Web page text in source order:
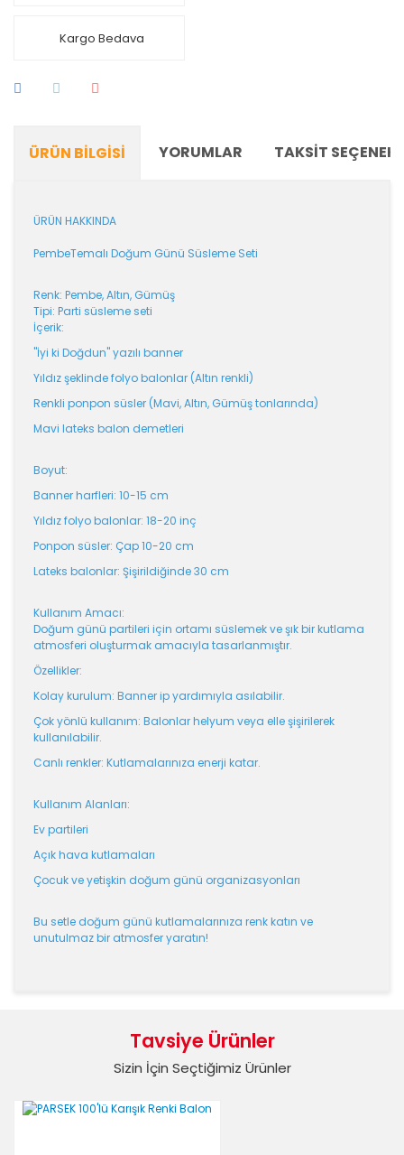
Kargo Bedava
ÜRÜN BILGISI YORUMLAR TAKSIT
ÜRÜN HAKKINDA
PembeTemalı Doğum Günü Süsleme Seti
Renk: Pembe, Altın, Gümüş
Tipi: Parti süsleme seti
İçerik:
"İyi ki Doğdun" yazılı banner
Yıldız şeklinde folyo balonlar (Altın renkli)
Renkli ponpon süsler (Mavi, Altın, Gümüş tonlarında)
Mavi lateks balon demetleri
Boyut:
Banner harfleri: 10-15 cm
Yıldız folyo balonlar: 18-20 inç
Ponpon süsler: Çap 10-20 cm
Lateks balonlar: Şişirildiğinde 30 cm
Kullanım Amacı:
Doğum günü partileri için ortamı süslemek ve şık bir kutlama
atmosferi oluşturmak amacıyla tasarlanmıştır.
Özellikler:
Kolay kurulum: Banner ip yardımıyla asılabilir.
Çok yönlü kullanım: Balonlar helyum veya elle şişirilerek
kullanılabilir.
Canlı renkler: Kutlamalarınıza enerji katar.
Kullanım Alanları:
Ev partileri
Açık hava kutlamaları
Çocuk ve yetişkin doğum günü organizasyonları
Bu setle doğum günü kutlamalarınıza renk katın ve
unutulmaz bir atmosfer yaratın!
Yorum Yaz
formunu kullanarak tarafımıza iletebilirsiniz.
Görüş ve önerileriniz için teşekkür ederiz.
Ürün açıklamasında eksik bilgiler bulunuyor.
Tavsiye Ürünler
Sizin İçin Seçtiğimiz Ürünler